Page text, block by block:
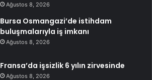
Ağustos 8, 2026
Bursa Osmangazi’de istihdam
buluşmalarıyla iş imkanı
Ağustos 8, 2026
Fransa’da işsizlik 6 yılın zirvesinde
Ağustos 8, 2026